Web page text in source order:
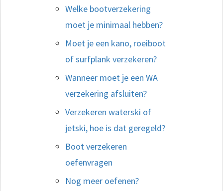
Welke bootverzekering
moet je minimaal hebben?
Moet je een kano, roeiboot
of surfplank verzekeren?
Wanneer moet je een WA
verzekering afsluiten?
Verzekeren waterski of
jetski, hoe is dat geregeld?
Boot verzekeren
oefenvragen
Nog meer oefenen?